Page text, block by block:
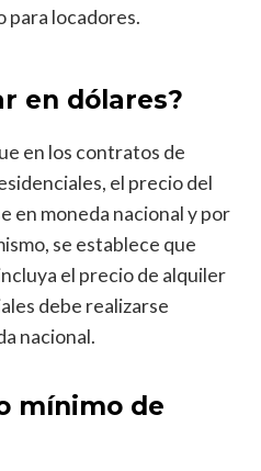
para locadores.
en dólares?
en los contratos de
el precio del
en moneda nacional y por
se establece que
el precio de alquiler
debe realizarse
nacional.
mínimo de